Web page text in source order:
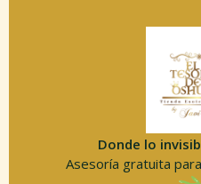
Donde lo
Asesoría gratuita